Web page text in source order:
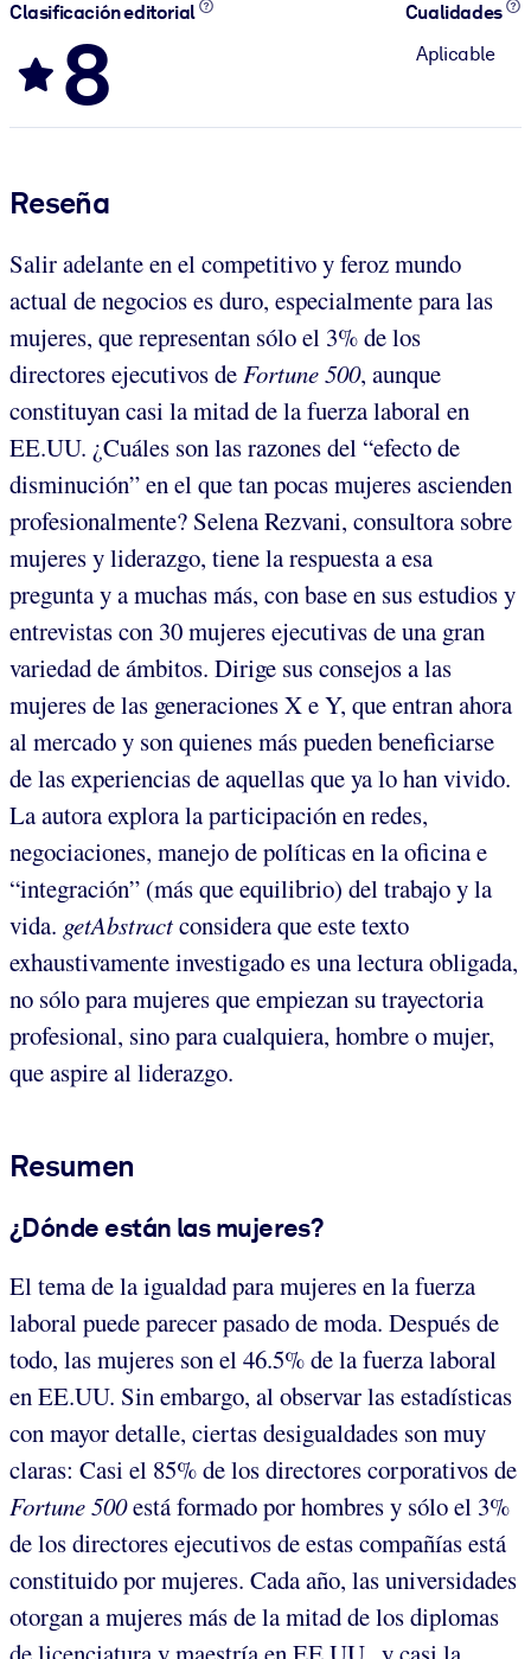
Clasificación editorial
8
Cualidades
Aplicable
Reseña
Salir adelante en el competitivo y feroz mundo
actual de negocios es duro, especialmente para las
mujeres, que representan sólo el 3% de los
directores ejecutivos de Fortune 500, aunque
constituyan casi la mitad de la fuerza laboral en
EE.UU. ¿Cuáles son las razones del “efecto de
disminución” en el que tan pocas mujeres ascienden
profesionalmente? Selena Rezvani, consultora sobre
mujeres y liderazgo, tiene la respuesta a esa
pregunta y a muchas más, con base en sus estudios y
entrevistas con 30 mujeres ejecutivas de una gran
variedad de ámbitos. Dirige sus consejos a las
mujeres de las generaciones X e Y, que entran ahora
al mercado y son quienes más pueden beneficiarse
de las experiencias de aquellas que ya lo han vivido.
La autora explora la participación en redes,
negociaciones, manejo de políticas en la oficina e
“integración” (más que equilibrio) del trabajo y la
vida. getAbstractconsidera que este texto
exhaustivamente investigado es una lectura obligada,
no sólo para mujeres que empiezan su trayectoria
profesional, sino para cualquiera, hombre o mujer,
que aspire al liderazgo.
Resumen
¿Dónde están las mujeres?
El tema de la igualdad para mujeres en la fuerza
laboral puede parecer pasado de moda. Después de
todo, las mujeres son el 46.5% de la fuerza laboral
en EE.UU. Sin embargo, al observar las estadísticas
con mayor detalle, ciertas desigualdades son muy
claras: Casi el 85% de los directores corporativos de
Fortune 500está formado por hombres y sólo el 3%
de los directores ejecutivos de estas compañías está
constituido por mujeres. Cada año, las universidades
otorgan a mujeres más de la mitad de los diplomas